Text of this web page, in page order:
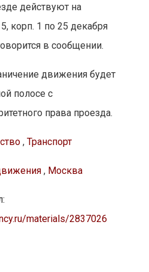
действуют на
корп. 1 по 25 декабря
в сообщении.
движения будет
полосе с
права проезда.
, Транспорт
, Москва
materials/2837026